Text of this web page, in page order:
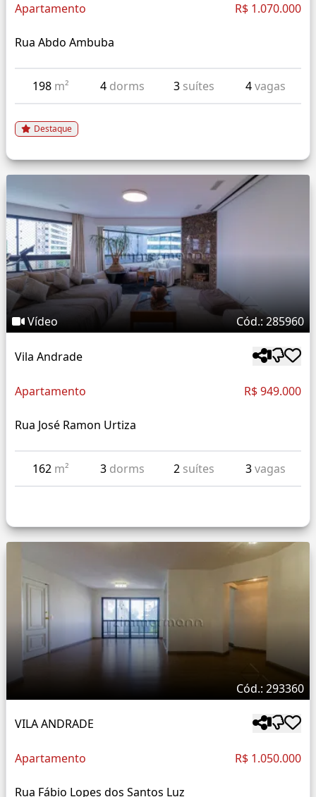
Apartamento R$ 1.070.000
Rua Abdo Ambuba
198 m² 4 dorms 3 suítes 4vagas
Destaque
Vídeo Cód.: 285960
Vila Andrade
Apartamento R$ 949.000
Rua José Ramon Urtiza
162 m² 3 dorms 2 suítes 3vagas
Cód.: 293360
VILA ANDRADE
Apartamento R$ 1.050.000
Rua Fábio Lopes dos Santos Luz